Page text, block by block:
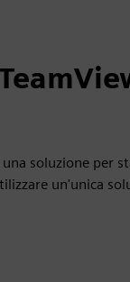
soluzione per
un'unica